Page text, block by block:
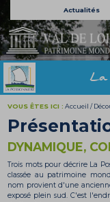
Actualités
VOUS ÊTES ICI : Accueil /
DYNAMIQUE,
Trois mots pour décrire La
classée au patrimoine
nom provient d'une
exposé plein sud. C'est